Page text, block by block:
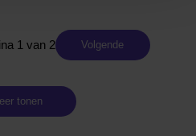
1 van 2 Volgende
tonen